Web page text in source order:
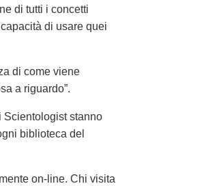
di tutti i concetti
di usare quei
di come viene
a riguardo”.
Scientologist stanno
biblioteca del
on-line. Chi visita